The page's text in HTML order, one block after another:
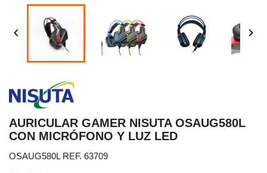
 
AURICULAR GAMER NISUTA OSAUG580L
CON MICRÓFONO Y LUZ LED
OSAUG580L REF. 63709